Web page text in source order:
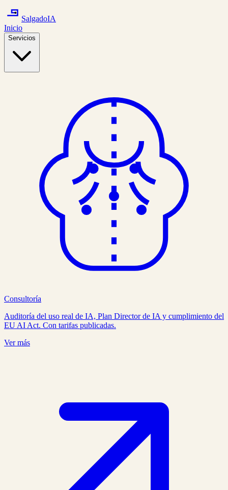
SalgadoIA
Inicio
Servicios
Consultoría
Auditoría del uso real de IA, Plan Director de IA y cumplimiento del
EU AI Act. Con tarifas publicadas.
Ver más